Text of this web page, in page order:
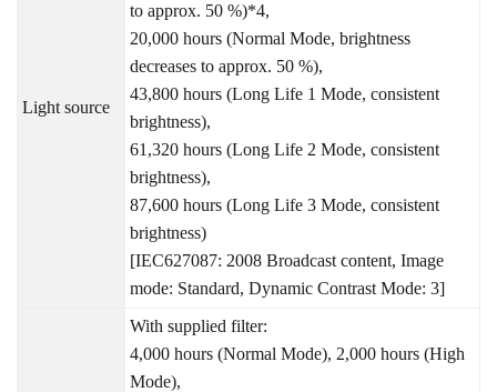
Light source
to approx. 50 %)*4,
20,000 hours (Normal Mode, brightness
decreases to approx. 50 %),
43,800 hours (Long Life 1 Mode, consistent
brightness),
61,320 hours (Long Life 2 Mode, consistent
brightness),
87,600 hours (Long Life 3 Mode, consistent
brightness)
[IEC627087: 2008 Broadcast content, Image
mode: Standard, Dynamic Contrast Mode: 3]
With supplied filter:
4,000 hours (Normal Mode), 2,000 hours (High
Mode),